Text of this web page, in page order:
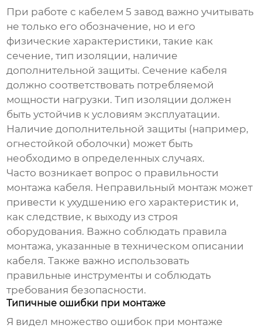
При работе с кабелем 5 завод важно учитывать
не только его обозначение, но и его
физические характеристики, такие как
сечение, тип изоляции, наличие
дополнительной защиты. Сечение кабеля
должно соответствовать потребляемой
мощности нагрузки. Тип изоляции должен
быть устойчив к условиям эксплуатации.
Наличие дополнительной защиты (например,
огнестойкой оболочки) может быть
необходимо в определенных случаях.
Часто возникает вопрос о правильности
монтажа кабеля. Неправильный монтаж может
привести к ухудшению его характеристик и,
как следствие, к выходу из строя
оборудования. Важно соблюдать правила
монтажа, указанные в техническом описании
кабеля. Также важно использовать
правильные инструменты и соблюдать
требования безопасности.
Типичные ошибки при монтаже
Я видел множество ошибок при монтаже